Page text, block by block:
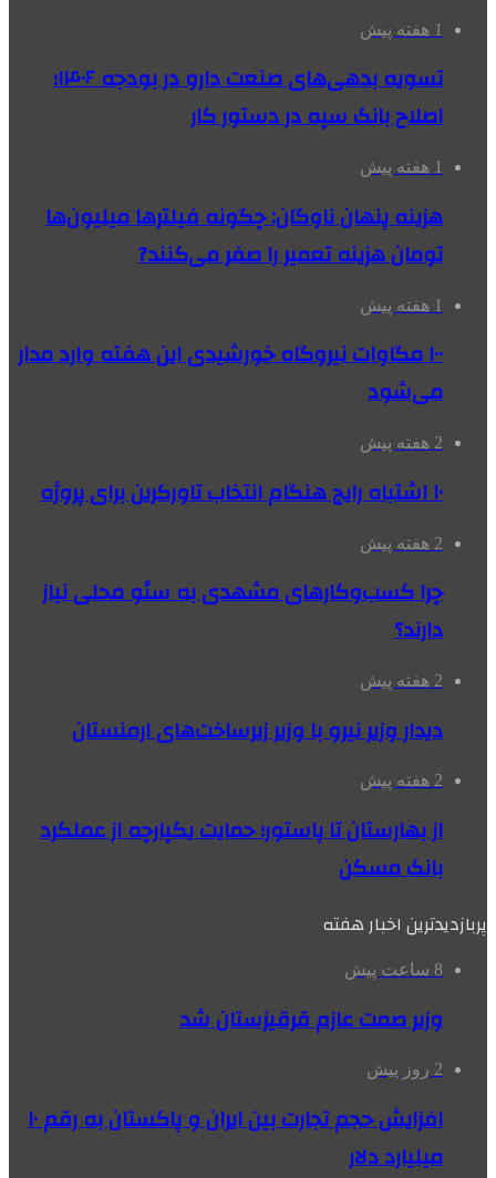
1 هفته پیش
تسویه بدهی‌های صنعت دارو در بودجه ۱۴۰۶؛
اصلاح بانک سپه در دستور کار
1 هفته پیش
هزینه پنهان ناوگان: چگونه فیلترها میلیون‌ها
تومان هزینه تعمیر را صفر می‌کنند?
1 هفته پیش
۱۰۰ مگاوات نیروگاه‌ خورشیدی این هفته وارد مدار
می‌شود
2 هفته پیش
۱۰ اشتباه رایج هنگام انتخاب تاورکرین برای پروژه
2 هفته پیش
چرا کسب‌وکارهای مشهدی به سئو محلی نیاز
دارند؟
2 هفته پیش
دیدار وزیر نیرو با وزیر زیرساخت‌های ارمنستان
2 هفته پیش
از بهارستان تا پاستور؛ حمایت یکپارچه از عملکرد
بانک مسکن
پربازدیدترین اخبار هفته
8 ساعت پیش
وزیر صمت عازم قرقیزستان شد
2 روز پیش
افزایش حجم تجارت بین ایران و پاکستان به رقم ۱۰
میلیارد دلار